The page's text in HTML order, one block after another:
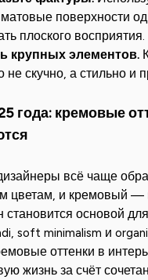
поверхности
плоского восприятия.
крупных элементов.
скучно, а стильно и
года: кремовые
всё чаще
цветам, и кремовый —
становится основой
soft minimalism и
оттенки в
жизнь за счёт